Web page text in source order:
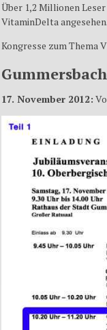
Über 1,2 Millionen
VitaminDelta angesehen.
Kongresse zum Thema
17. November 2012: